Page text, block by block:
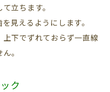
立ちます。
見えるようにします。
下でずれておらず一直線
。
ク